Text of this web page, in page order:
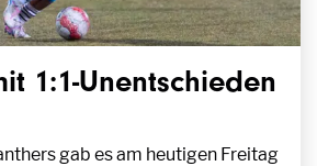
1:1-Unentschieden
gab es am heutigen Freitag